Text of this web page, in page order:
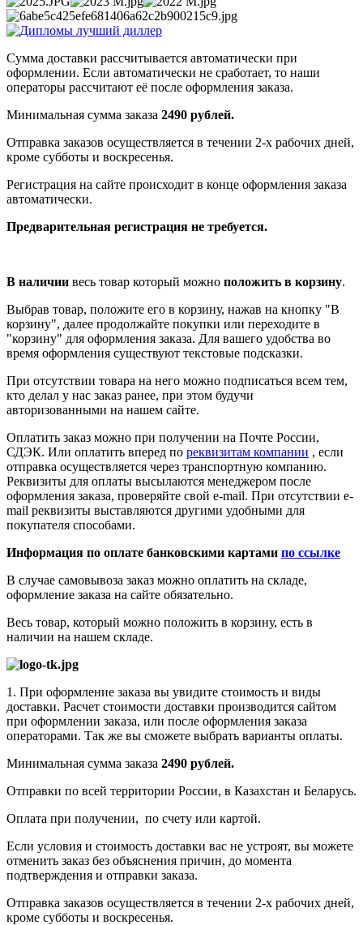
Сумма доставки рассчитывается автоматически при
оформлении. Если автоматически не сработает, то наши
операторы рассчитают её после оформления заказа.
Минимальная сумма заказа 2490 рублей.
Отправка заказов осуществляется в течении 2-х рабочих дней,
кроме субботы и воскресенья.
Регистрация на сайте происходит в конце оформления заказа
автоматически.
Предварительная регистрация не требуется.
В наличии весь товар который можно положить в корзину.
Выбрав товар, положите его в корзину, нажав на кнопку "В
корзину", далее продолжайте покупки или переходите в
"корзину" для оформления заказа. Для вашего удобства во
время оформления существуют текстовые подсказки.
При отсутствии товара на него можно подписаться всем тем,
кто делал у нас заказ ранее, при этом будучи
авторизованными на нашем сайте.
Оплатить заказ можно при получении на Почте России,
СДЭК. Или оплатить вперед по реквизитам компании , если
отправка осуществляется через транспортную компанию.
Реквизиты для оплаты высылаются менеджером после
оформления заказа, проверяйте свой e-mail. При отсутствии e-
mail реквизиты выставляются другими удобными для
покупателя способами.
Информация по оплате банковскими картами по ссылке
В случае самовывоза заказ можно оплатить на складе,
оформление заказа на сайте обязательно.
Весь товар, который можно положить в корзину, есть в
наличии на нашем складе.
1. При оформление заказа вы увидите стоимость и виды
доставки. Расчет стоимости доставки производится сайтом
при оформлении заказа, или после оформления заказа
операторами. Так же вы сможете выбрать варианты оплаты.
Минимальная сумма заказа 2490 рублей.
Отправки по всей территории России, в Казахстан и Беларусь.
Оплата при получении, по счету или картой.
Если условия и стоимость доставки вас не устроят, вы можете
отменить заказ без объяснения причин, до момента
подтверждения и отправки заказа.
Отправка заказов осуществляется в течении 2-х рабочих дней,
кроме субботы и воскресенья.